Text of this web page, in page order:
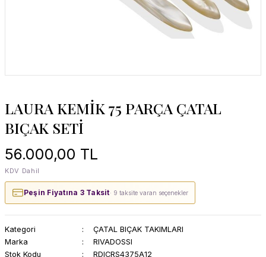
LAURA KEMİK 75 PARÇA ÇATAL
BIÇAK SETİ
56.000,00 TL
KDV Dahil
Peşin Fiyatına 3 Taksit· 9 taksite varan seçenekler
Kategori
ÇATAL BIÇAK TAKIMLARI
Marka
RIVADOSSI
Stok Kodu
RDICRS4375A12